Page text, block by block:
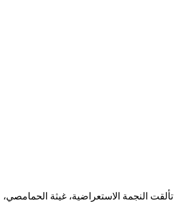
تألقت النجمة الاستعراضية، غيثة الحمامصي، على السجادة الحمراء